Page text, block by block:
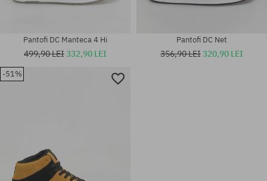
Pantofi DC Manteca 4 Hi
499,90 LEI332,90 LEI
Pantofi DC Net
356,90 LEI320,90 LEI
-51%